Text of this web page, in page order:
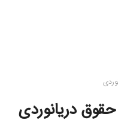
حقوق دریانوردی